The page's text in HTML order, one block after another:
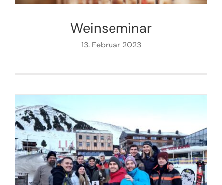
Weinseminar
13. Februar 2023